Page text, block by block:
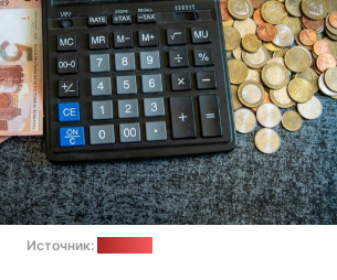
Источник: